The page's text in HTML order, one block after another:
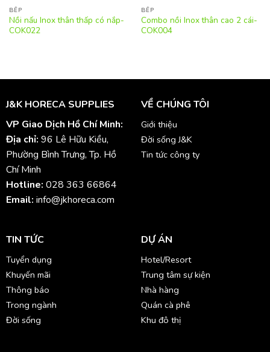
BẾP
Nồi nấu Inox thân thấp có nắp-
COK022
BẾP
Combo nồi Inox thân cao 2 cái-
COK004
J&K HORECA SUPPLIES
VP Giao Dịch Hồ Chí Minh:
Địa chỉ: 96 Lê Hữu Kiều,
Phường Bình Trưng, Tp. Hồ
Chí Minh
Hotline: 028 363 66864
Email: info@jkhoreca.com
VỀ CHÚNG TÔI
Giới thiệu
Đời sống J&K
Tin tức công ty
TIN TỨC
Tuyển dụng
Khuyến mãi
Thông báo
Trong ngành
Đời sống
DỰ ÁN
Hotel/Resort
Trung tâm sự kiện
Nhà hàng
Quán cà phê
Khu đô thị